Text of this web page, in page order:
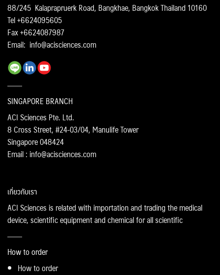
88/245 Kalaprapruerk Road, Bangkhae, Bangkok Thailand 10160
Tel +6624095605
Fax +6624087987
Email: info@acisciences.com
SINGAPORE BRANCH
ACI Sciences Pte. Ltd.
8 Cross Street, #24-03/04, Manulife Tower
Singapore 048424
Email : info@acisciences.com
เกี่ยวกับเรา
ACI Sciences is related with importation and trading the medical
device, scientific equipment and chemical for all scientific
How to order
How to order